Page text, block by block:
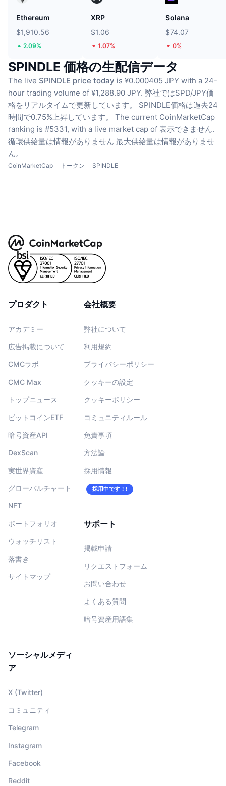
Ethereum
$1,910.56
2.09%
XRP
$1.06
1.07%
Solana
$74.07
0%
SPINDLE 価格の生配信データ
The live SPINDLE price today is ¥0.000405 JPY with a 24-
hour trading volume of ¥1,288.90 JPY. 弊社ではSPD/JPY価
格をリアルタイムで更新しています。
SPINDLE価格は過去24
時間で0.75%上昇しています。
The current CoinMarketCap
ranking is #5331, with a live market cap of 表示できません.
循環供給量は情報がありません 最大供給量は情報がありませ
ん。
CoinMarketCap トークン SPINDLE
プロダクト
アカデミー
広告掲載について
CMCラボ
CMC Max
トップニュース
ビットコインETF
暗号資産API
DexScan
実世界資産
グローバルチャート
NFT
ポートフォリオ
ウォッチリスト
落書き
サイトマップ
会社概要
弊社について
利用規約
プライバシーポリシー
クッキーの設定
クッキーポリシー
コミュニティルール
免責事項
方法論
採用情報
採用中です！!
サポート
掲載申請
リクエストフォーム
お問い合わせ
よくある質問
暗号資産用語集
ソーシャルメディ
ア
X (Twitter)
コミュニティ
Telegram
Instagram
Facebook
Reddit